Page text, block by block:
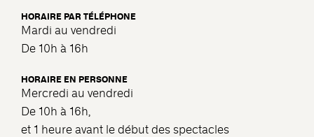
HORAIRE PAR TÉLÉPHONE
Mardi au vendredi
De 10h à 16h
HORAIRE EN PERSONNE
Mercredi au vendredi
De 10h à 16h,
et 1 heure avant le début des spectacles